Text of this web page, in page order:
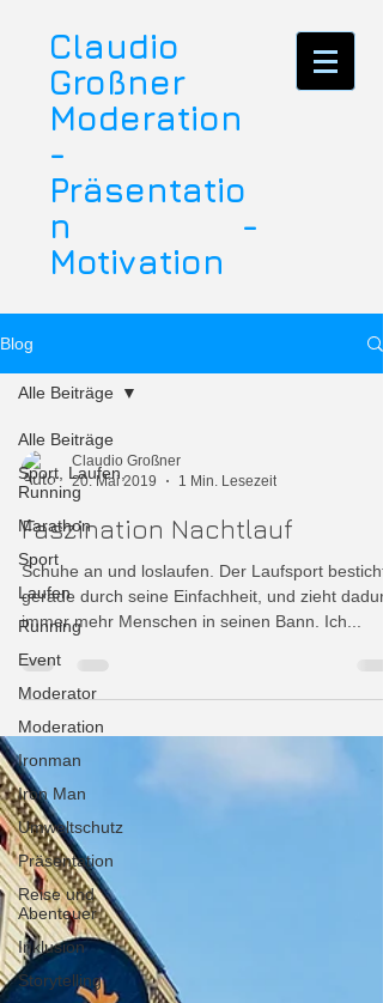
Claudio
Großner
Moderation
-
Präsentatio
n -
Motivation
Blog
Alle Beiträge
Sport, Laufen,
Running
Marathon
Sport
Laufen
Running
Event
Moderator
Moderation
Ironman
Iron Man
Umweltschutz
Präsentation
Reise und
Abenteuer
Inklusion
Storytelling
Alle Beiträge
Claudio Großner
20. Mai 2019
1 Min. Lesezeit
Faszination Nachtlauf
Schuhe an und loslaufen. Der Laufsport besticht
gerade durch seine Einfachheit, und zieht
immer mehr Menschen in seinen Bann. Ich...